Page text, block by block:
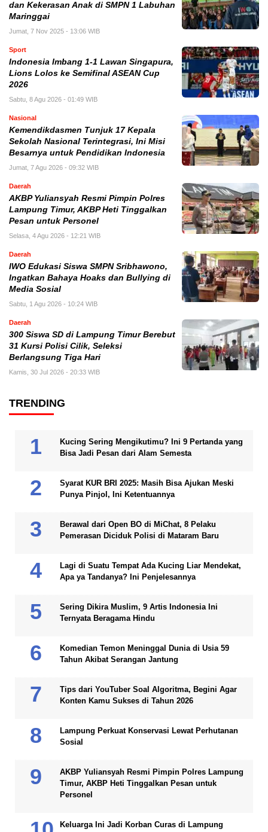
dan Kekerasan Anak di SMPN 1 Labuhan
Maringgai
Jumat, 7 Nov 2025 - 13:06 WIB
Sport
Indonesia Imbang 1-1 Lawan Singapura,
Lions Lolos ke Semifinal ASEAN Cup
2026
Sabtu, 8 Agu 2026 - 01:49 WIB
Nasional
Kemendikdasmen Tunjuk 17 Kepala
Sekolah Nasional Terintegrasi, Ini Misi
Besarnya untuk Pendidikan Indonesia
Jumat, 7 Agu 2026 - 09:32 WIB
Daerah
AKBP Yuliansyah Resmi Pimpin Polres
Lampung Timur, AKBP Heti Tinggalkan
Pesan untuk Personel
Selasa, 4 Agu 2026 - 12:21 WIB
Daerah
IWO Edukasi Siswa SMPN Sribhawono,
Ingatkan Bahaya Hoaks dan Bullying di
Media Sosial
Sabtu, 1 Agu 2026 - 10:24 WIB
Daerah
300 Siswa SD di Lampung Timur Berebut
31 Kursi Polisi Cilik, Seleksi
Berlangsung Tiga Hari
Kamis, 30 Jul 2026 - 20:33 WIB
TRENDING
Kucing Sering Mengikutimu? Ini 9 Pertanda yang
Bisa Jadi Pesan dari Alam Semesta
Syarat KUR BRI 2025: Masih Bisa Ajukan Meski
Punya Pinjol, Ini Ketentuannya
Berawal dari Open BO di MiChat, 8 Pelaku
Pemerasan Diciduk Polisi di Mataram Baru
Lagi di Suatu Tempat Ada Kucing Liar Mendekat,
Apa ya Tandanya? Ini Penjelesannya
Sering Dikira Muslim, 9 Artis Indonesia Ini
Ternyata Beragama Hindu
Komedian Temon Meninggal Dunia di Usia 59
Tahun Akibat Serangan Jantung
Tips dari YouTuber Soal Algoritma, Begini Agar
Konten Kamu Sukses di Tahun 2026
Lampung Perkuat Konservasi Lewat Perhutanan
Sosial
AKBP Yuliansyah Resmi Pimpin Polres Lampung
Timur, AKBP Heti Tinggalkan Pesan untuk
Personel
Keluarga Ini Jadi Korban Curas di Lampung